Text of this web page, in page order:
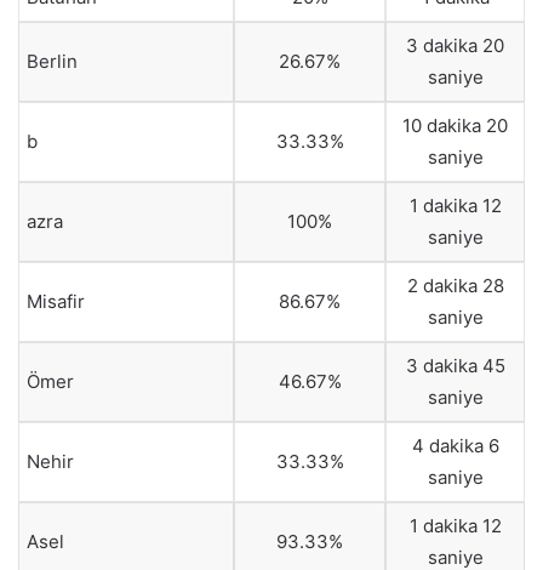
Berlin 26.67%
3 dakika 20
saniye
b 33.33%
10 dakika 20
saniye
azra 100%
1 dakika 12
saniye
Misafir 86.67%
2 dakika 28
saniye
Ömer 46.67%
3 dakika 45
saniye
Nehir 33.33%
4 dakika 6
saniye
Asel 93.33%
1 dakika 12
saniye